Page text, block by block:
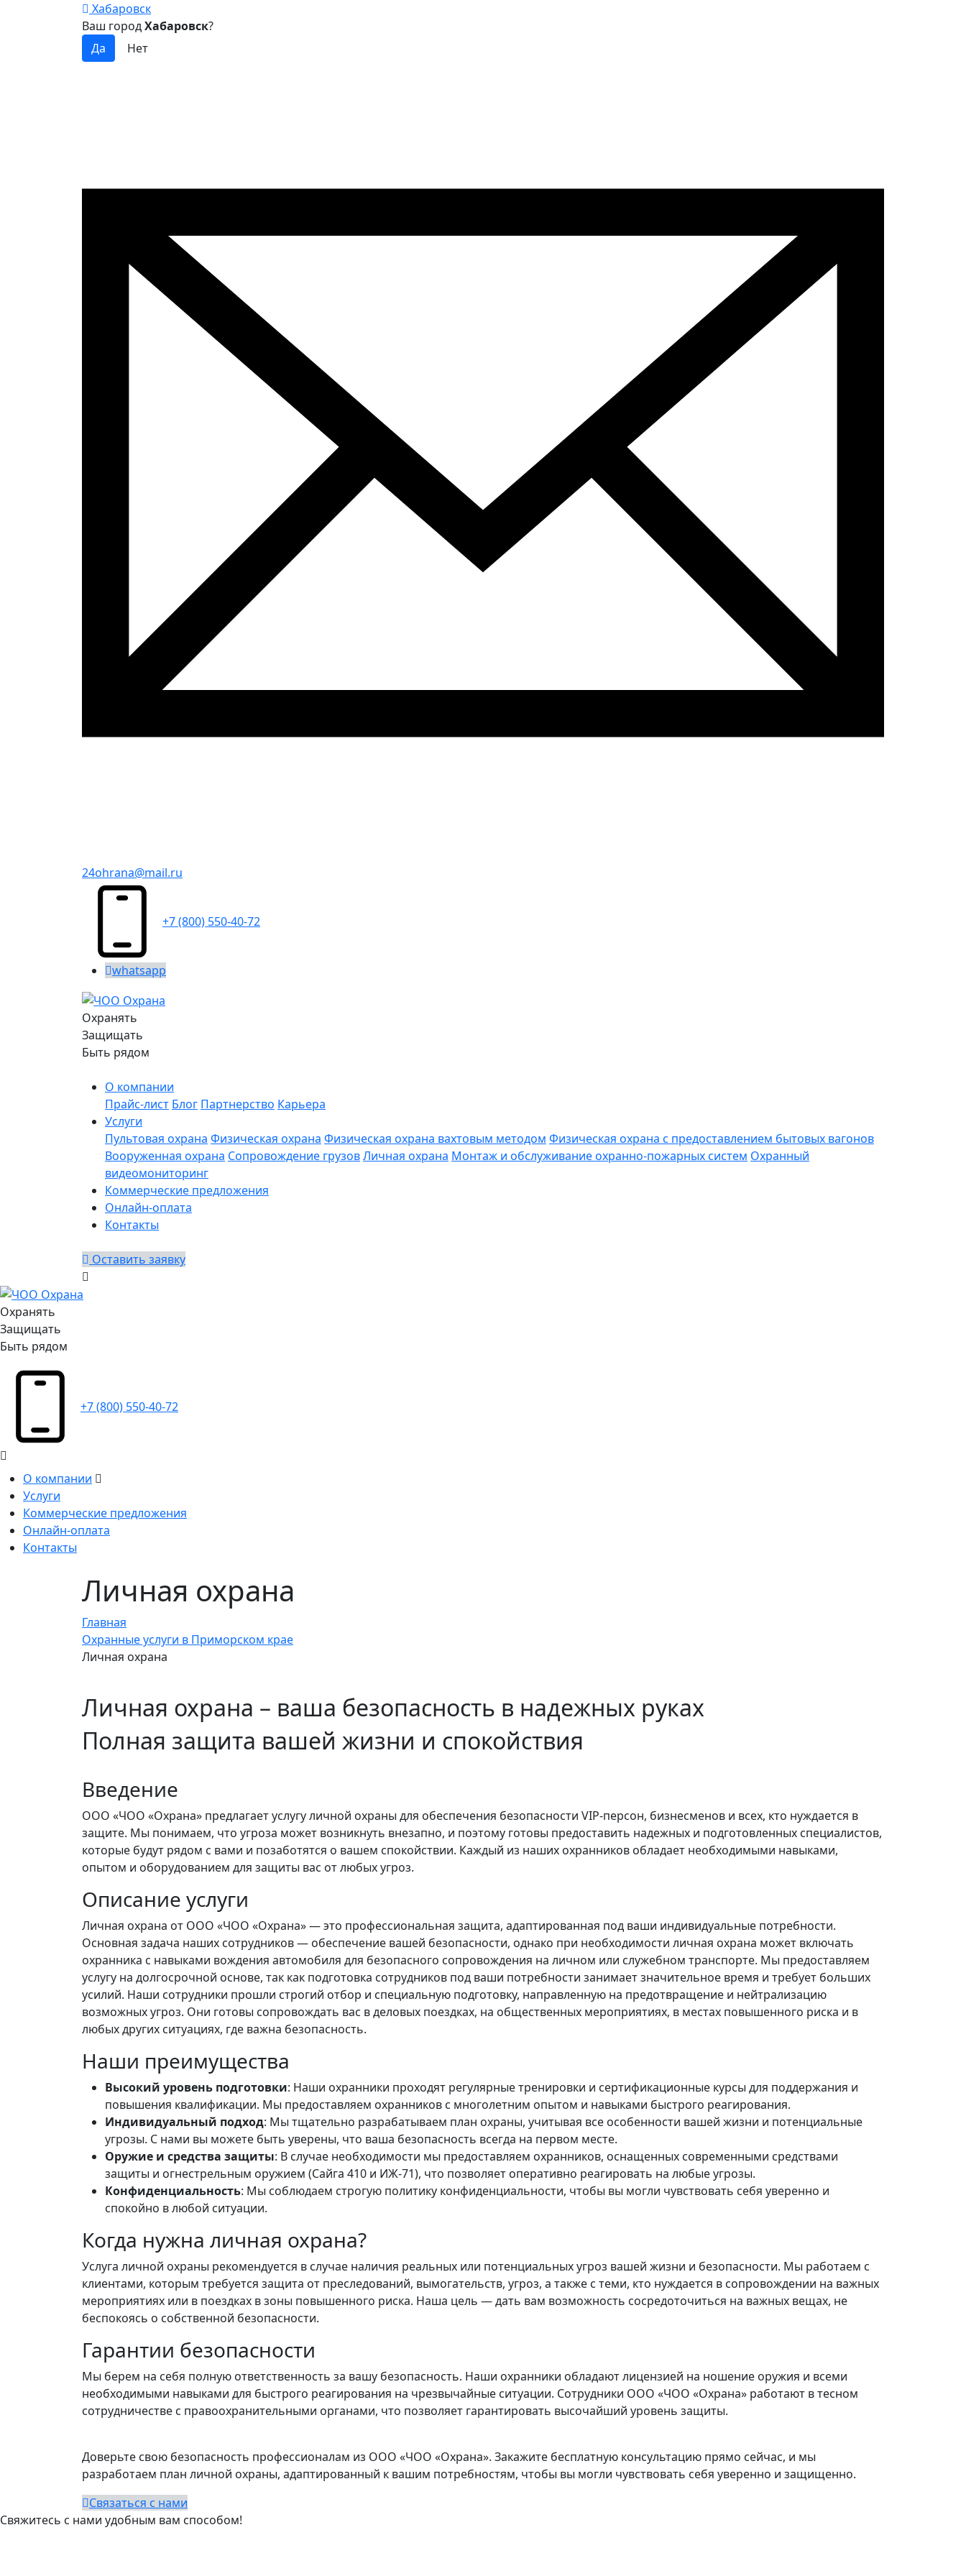
Хабаровск
Ваш городХабаровск?
24ohrana@mail.ru
+7 (800) 550-40-72
whatsapp
Охранять
Защищать
Быть рядом
О компании
Прайс-лист Блог Партнерство Карьера
Услуги
Пультовая охрана Физическая охрана Физическая охрана вахтовым методом Физическая охрана с предоставлением бытовых вагонов
Вооруженная охрана Сопровождение грузовЛичная охрана Монтаж и обслуживание охранно-пожарных систем Охранный
видеомониторинг
Коммерческие предложения
Онлайн-оплата
Контакты
Оставить заявку
Охранять
Защищать
Быть рядом
+7 (800) 550-40-72
О компании
Услуги
Коммерческие предложения
Онлайн-оплата
Контакты
Личная охрана
Главная
Охранные услуги в Приморском крае
Личная охрана
Личная охрана – ваша безопасность в надежных руках
Полная защита вашей жизни и спокойствия
Введение
ООО «ЧОО «Охрана» предлагает услугу личной охраны для обеспечения безопасности VIP-персон, бизнесменов и всех, кто нуждается в
защите. Мы понимаем, что угроза может возникнуть внезапно, и поэтому готовы предоставить надежных и подготовленных специалистов,
которые будут рядом с вами и позаботятся о вашем спокойствии. Каждый из наших охранников обладает необходимыми навыками,
опытом и оборудованием для защиты вас от любых угроз.
Описание услуги
Личная охрана от ООО «ЧОО «Охрана» — это профессиональная защита, адаптированная под ваши индивидуальные потребности.
Основная задача наших сотрудников — обеспечение вашей безопасности, однако при необходимости личная охрана может включать
охранника с навыками вождения автомобиля для безопасного сопровождения на личном или служебном транспорте. Мы предоставляем
услугу на долгосрочной основе, так как подготовка сотрудников под ваши потребности занимает значительное время и требует больших
усилий. Наши сотрудники прошли строгий отбор и специальную подготовку, направленную на предотвращение и нейтрализацию
возможных угроз. Они готовы сопровождать вас в деловых поездках, на общественных мероприятиях, в местах повышенного риска и в
любых других ситуациях, где важна безопасность.
Наши преимущества
Высокий уровень подготовки: Наши охранники проходят регулярные тренировки и сертификационные курсы для поддержания и
повышения квалификации. Мы предоставляем охранников с многолетним опытом и навыками быстрого реагирования.
Индивидуальный подход: Мы тщательно разрабатываем план охраны, учитывая все особенности вашей жизни и потенциальные
угрозы. С нами вы можете быть уверены, что ваша безопасность всегда на первом месте.
Оружие и средства защиты: В случае необходимости мы предоставляем охранников, оснащенных современными средствами
защиты и огнестрельным оружием (Сайга 410 и ИЖ-71), что позволяет оперативно реагировать на любые угрозы.
Конфиденциальность: Мы соблюдаем строгую политику конфиденциальности, чтобы вы могли чувствовать себя уверенно и
спокойно в любой ситуации.
Когда нужна личная охрана?
Услуга личной охраны рекомендуется в случае наличия реальных или потенциальных угроз вашей жизни и безопасности. Мы работаем с
клиентами, которым требуется защита от преследований, вымогательств, угроз, а также с теми, кто нуждается в сопровождении на важных
мероприятиях или в поездках в зоны повышенного риска. Наша цель — дать вам возможность сосредоточиться на важных вещах, не
беспокоясь о собственной безопасности.
Гарантии безопасности
Мы берем на себя полную ответственность за вашу безопасность. Наши охранники обладают лицензией на ношение оружия и всеми
необходимыми навыками для быстрого реагирования на чрезвычайные ситуации. Сотрудники ООО «ЧОО «Охрана» работают в тесном
сотрудничестве с правоохранительными органами, что позволяет гарантировать высочайший уровень защиты.
Доверьте свою безопасность профессионалам из ООО «ЧОО «Охрана». Закажите бесплатную консультацию прямо сейчас, и мы
разработаем план личной охраны, адаптированный к вашим потребностям, чтобы вы могли чувствовать себя уверенно и защищенно.
Связаться с нами
Свяжитесь с нами удобным вам способом!